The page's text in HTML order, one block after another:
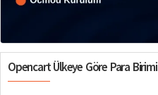
Opencart Ülkeye Göre Para